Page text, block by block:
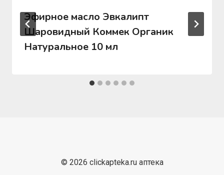
Эфирное масло Эвкалипт
Шаровидный Коммек Органик
Натуральное 10 мл
© 2026 clickapteka.ru аптека